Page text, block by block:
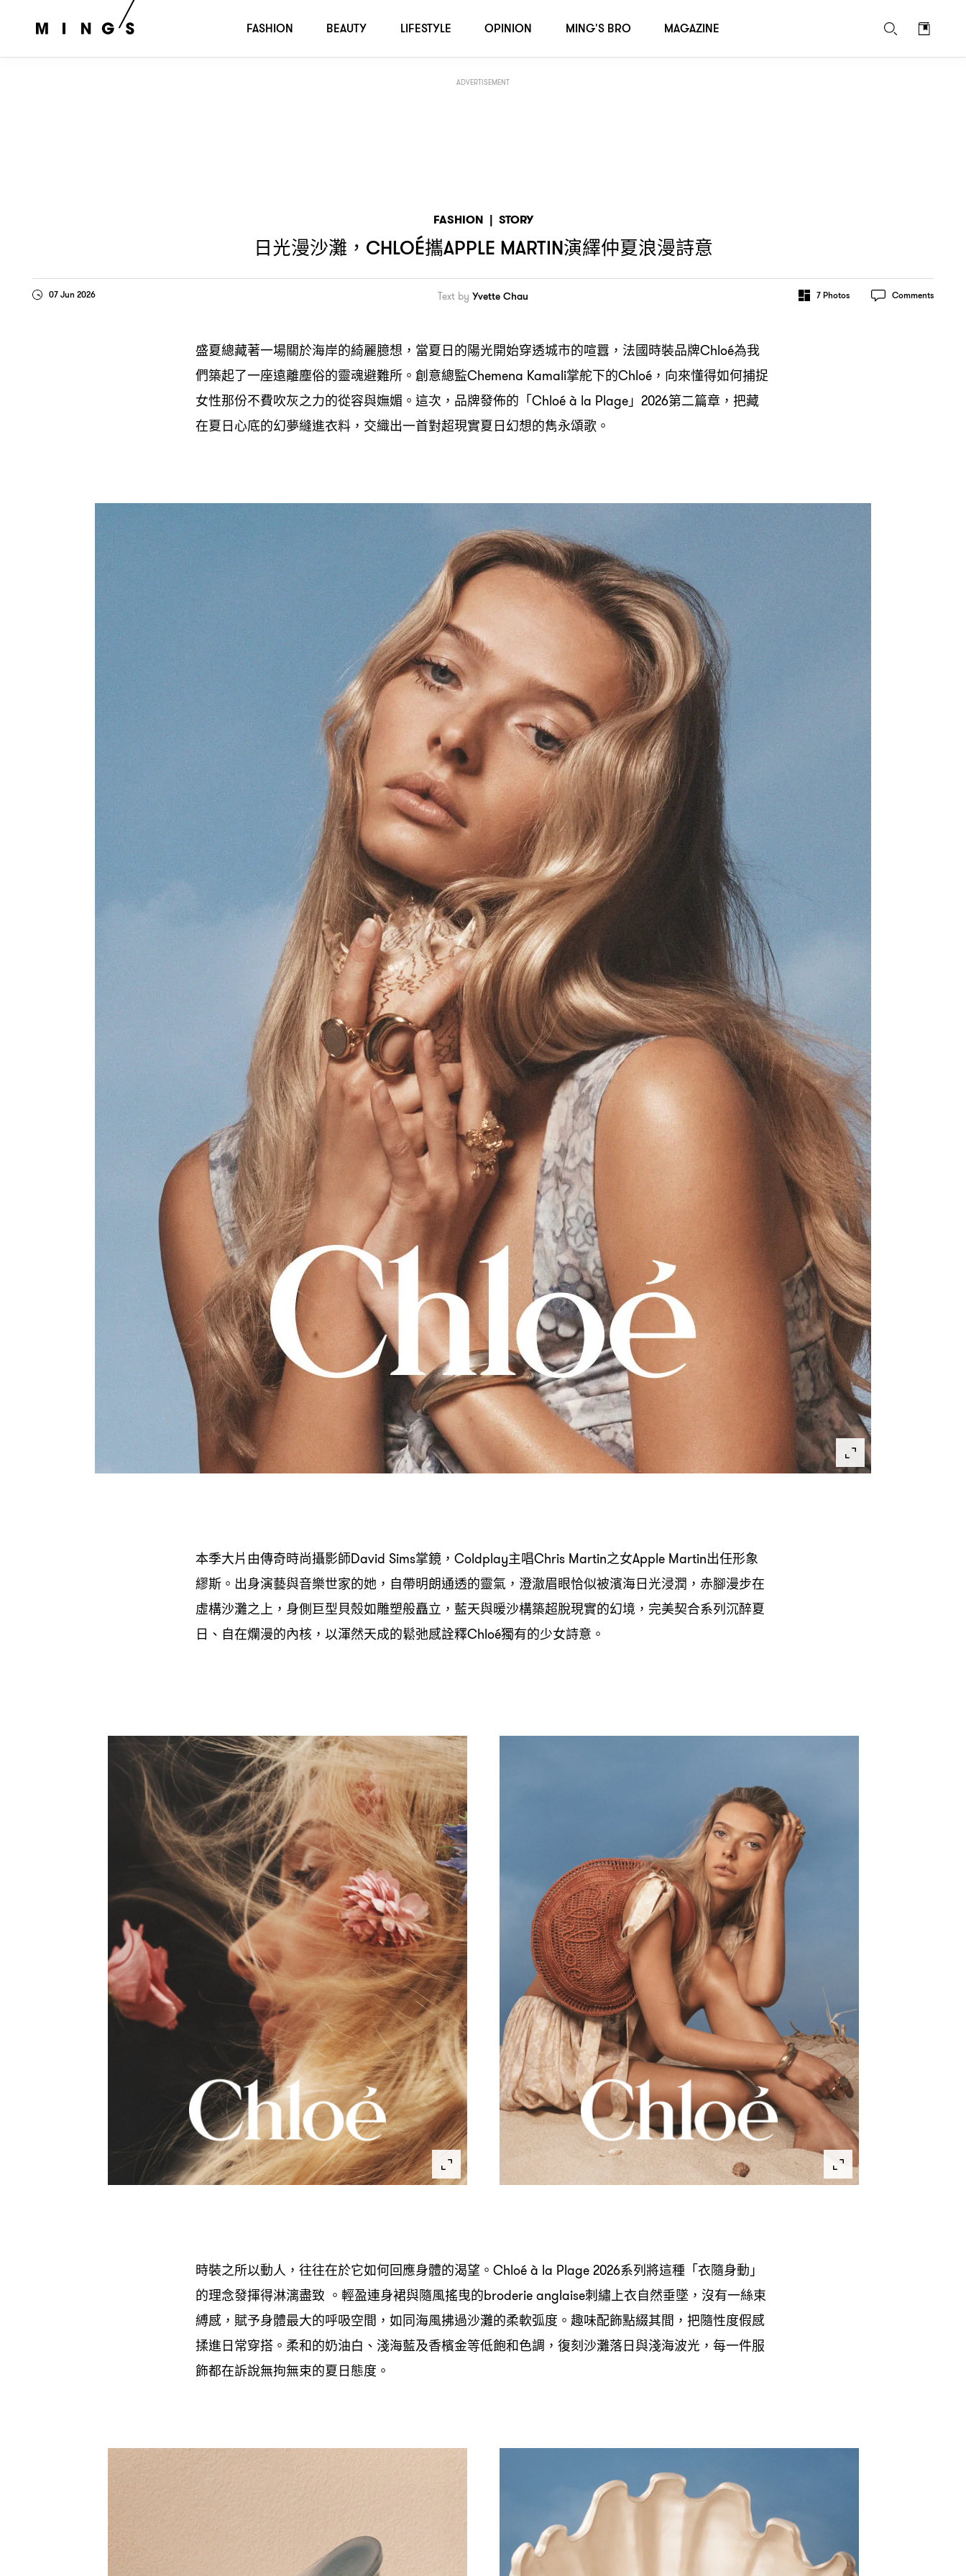
ADVERTISEMENT
FASHION | STORY
日光漫沙灘 ，CHLOÉ攜APPLE MARTIN演繹仲夏浪漫詩意
07 Jun 2026 Text by Yvette Chau 7Photos Comments
盛夏總藏著一場關於海岸的綺麗臆想 ， 當夏日的陽光開始穿透城市的喧囂 ， 法國時裝品牌Chloé為我
們築起了一座遠離塵俗的靈魂避難所。創意總監Chemena Kamali掌舵下的Chloé， 向來懂得如何捕捉
女性那份不費吹灰之力的從容與嫵媚。這次 ， 品牌發佈的「Chloé à la Plage」 2026第二篇章 ， 把藏
在夏日心底的幻夢縫進衣料 ， 交織出一首對超現實夏日幻想的雋永頌歌。
本季大片由傳奇時尚攝影師David Sims掌鏡 ，Coldplay主唱Chris Martin之女Apple Martin出任形象
繆斯。出身演藝與音樂世家的她 ， 自帶明朗通透的靈氣 ， 澄澈眉眼恰似被濱海日光浸潤 ， 赤腳漫步在
虛構沙灘之上 ， 身側巨型貝殼如雕塑般矗立 ， 藍天與暖沙構築超脫現實的幻境 ， 完美契合系列沉醉夏
日、自在爛漫的內核 ， 以渾然天成的鬆弛感詮釋Chloé獨有的少女詩意。
時裝之所以動人 ， 往往在於它如何回應身體的渴望。 Chloé à la Plage 2026系列將這種「衣隨身動」
的理念發揮得淋漓盡致 。輕盈連身裙與隨風搖曳的broderie anglaise刺繡上衣自然垂墜 ， 沒有一絲束
縛感 ， 賦予身體最大的呼吸空間 ， 如同海風拂過沙灘的柔軟弧度。趣味配飾點綴其間 ， 把隨性度假感
揉進日常穿搭。柔和的奶油白、淺海藍及香檳金等低飽和色調 ， 復刻沙灘落日與淺海波光 ， 每一件服
飾都在訴說無拘無束的夏日態度。
FASHION BEAUTY LIFESTYLE OPINION MING'S BRO MAGAZINE
日光漫沙灘 ，Chloé